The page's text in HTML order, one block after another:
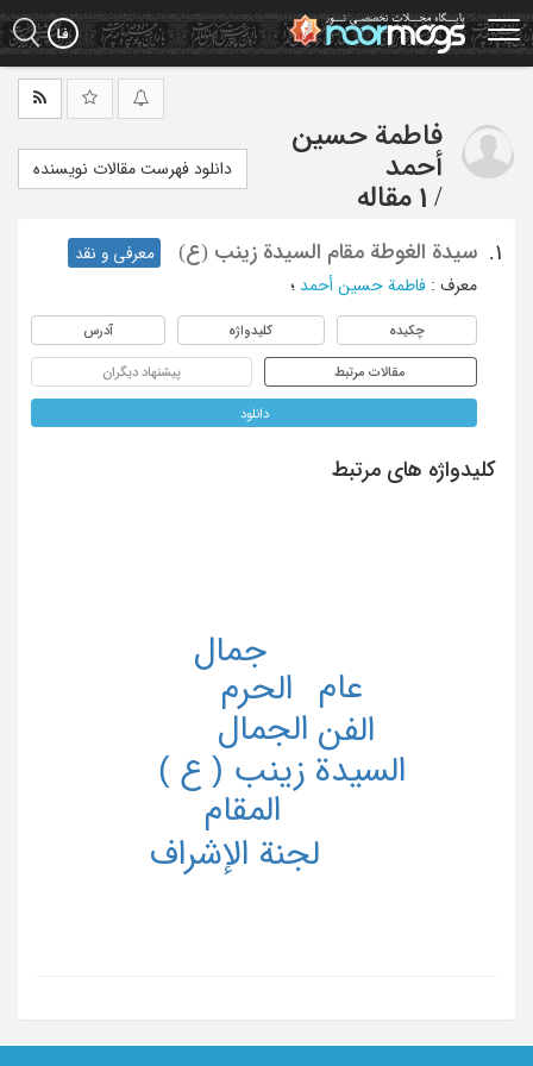
Skip
to
main
فاطمة حسین
أحمد
/ 1 مقاله
دانلود فهرست مقالات نویسنده
1. سیدة الغوطة مقام السیدة زینب (ع)
معرفی و نقد
معرف : فاطمة حسین أحمد ؛
چکیده کلیدواژه آدرس
مقالات مرتبط پیشنهاد دیگران
دانلود
کلیدواژه های مرتبط
الجمال
الحرم
السیدة زینب ( ع )
الفن
المقام
جمال
عام
لجنة الإشراف